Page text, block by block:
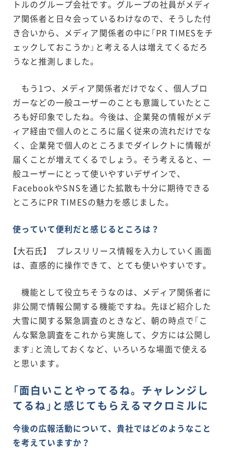
トルのグループ会社です。グループの社員がメディ
ア関係者と日々会っているわけなので、そうした付
き合いから、メディア関係者の中に「PR TIMESをチ
ェックしておこうか」と考える人は増えてくるだろ
うなと推測しました。
もう1つ、メディア関係者だけでなく、個人ブロ
ガーなどの一般ユーザーのことも意識していたとこ
ろも好印象でしたね。今後は、企業発の情報がメデ
ィア経由で個人のところに届く従来の流れだけでな
く、企業発で個人のところまでダイレクトに情報が
届くことが増えてくるでしょう。そう考えると、一
般ユーザーにとって使いやすいデザインで、
FacebookやSNSを通じた拡散も十分に期待できる
ところにPR TIMESの魅力を感じました。
使っていて便利だと感じるところは？
【大石氏】 プレスリリース情報を入力していく画面
は、直感的に操作できて、とても使いやすいです。
機能として役立ちそうなのは、メディア関係者に
非公開で情報公開する機能ですね。先ほど紹介した
大雪に関する緊急調査のときなど、朝の時点で「こ
んな緊急調査をこれから実施して、夕方には公開し
ます」と流しておくなど、いろいろな場面で使える
と思います。
「面白いことやってるね。チャレンジし
てるね」と感じてもらえるマクロミルに
今後の広報活動について、貴社ではどのようなこと
を考えていますか？